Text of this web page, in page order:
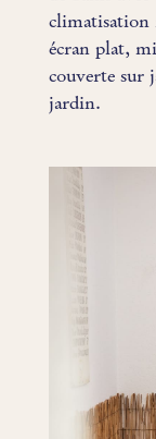
écran plat,
couverte sur
jardin.